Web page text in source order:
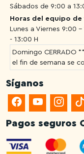
Sábados de 9:00 a
Horas del equipo de
Lunes a Viernes 9:00
- 13:00 H
Domingo CERRADO
el fin de semana se
Síganos
Pagos seguros